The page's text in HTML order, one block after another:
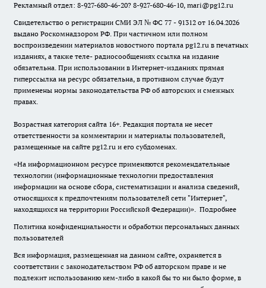
Рекламный отдел: 8-927-680-46-20? 8-927-680-46-10, mari@pg12.ru
Свидетельство о регистрации СМИ ЭЛ № ФС 77 - 91312 от 16.04.2026
выдано Роскомнадзором РФ. При частичном или полном
воспроизведении материалов новостного портала pg12.ru в печатных
изданиях, а также теле- радиосообщениях ссылка на издание
обязательна. При использовании в Интернет-изданиях прямая
гиперссылка на ресурс обязательна, в противном случае будут
применены нормы законодательства РФ об авторских и смежных
правах.
Возрастная категория сайта 16+. Редакция портала не несет
ответственности за комментарии и материалы пользователей,
размещенные на сайте pg12.ru и его субдоменах.
«На информационном ресурсе применяются рекомендательные
технологии (информационные технологии предоставления
информации на основе сбора, систематизации и анализа сведений,
относящихся к предпочтениям пользователей сети "Интернет",
находящихся на территории Российской Федерации)». Подробнее
Политика конфиденциальности и обработки персональных данных
пользователей
Вся информация, размещенная на данном сайте, охраняется в
соответствии с законодательством РФ об авторском праве и не
подлежит использованию кем-либо в какой бы то ни было форме, в